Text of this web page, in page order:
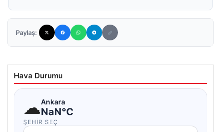
Paylaş:
Hava Durumu
☁Ankara
NaN°C
ŞEHIR SEÇ